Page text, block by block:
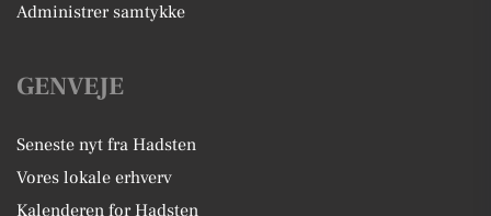
Administrer samtykke
GENVEJE
Seneste nyt fra Hadsten
Vores lokale erhverv
Kalenderen for Hadsten